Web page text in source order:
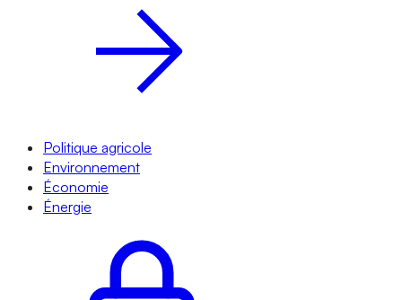
Politique agricole
Environnement
Économie
Énergie